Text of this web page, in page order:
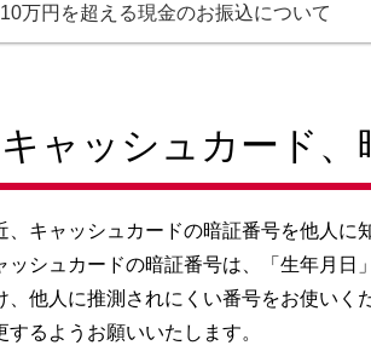
10万円を超える現金のお振込について
キャッシュカード
キャッシュカードの暗証番号を他人に
シュカードの暗証番号は、「生年月日
、他人に推測されにくい番号をお使い
するようお願いいたします。